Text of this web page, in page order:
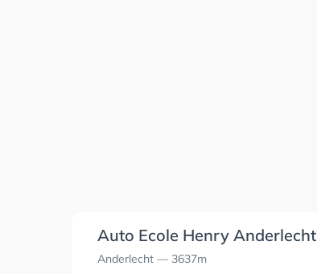
Auto Ecole Henry Anderlecht
Anderlecht — 3637m